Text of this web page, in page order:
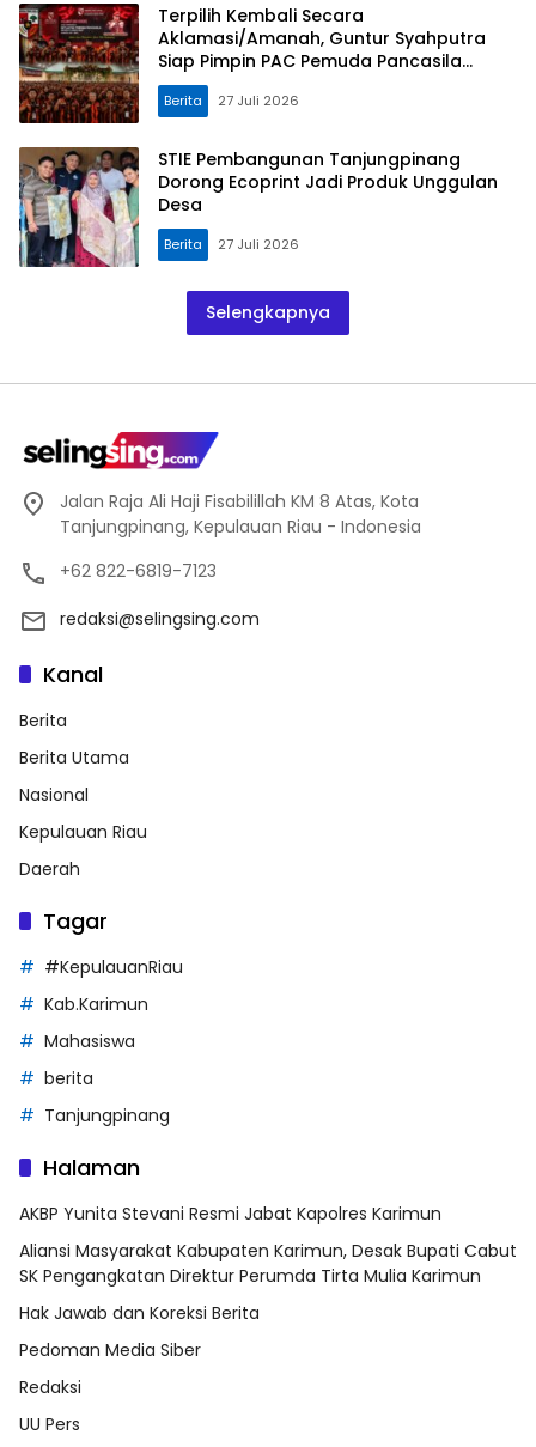
Terpilih Kembali Secara
Aklamasi/Amanah, Guntur Syahputra
Siap Pimpin PAC Pemuda Pancasila
Medan Denai Periode 2026–2029
Berita 27 Juli 2026
STIE Pembangunan Tanjungpinang
Dorong Ecoprint Jadi Produk Unggulan
Desa
Berita 27 Juli 2026
Selengkapnya
Jalan Raja Ali Haji Fisabilillah KM 8 Atas, Kota
Tanjungpinang, Kepulauan Riau - Indonesia
+62 822-6819-7123
redaksi@selingsing.com
Kanal
Berita
Berita Utama
Nasional
Kepulauan Riau
Daerah
Tagar
#KepulauanRiau
Kab.Karimun
Mahasiswa
berita
Tanjungpinang
Halaman
AKBP Yunita Stevani Resmi Jabat Kapolres Karimun
Aliansi Masyarakat Kabupaten Karimun, Desak Bupati Cabut
SK Pengangkatan Direktur Perumda Tirta Mulia Karimun
Hak Jawab dan Koreksi Berita
Pedoman Media Siber
Redaksi
UU Pers